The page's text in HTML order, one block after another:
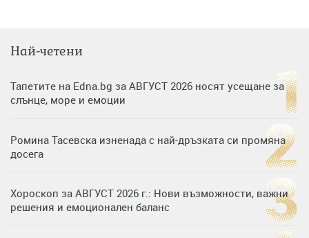
Най-четени
Тапетите на Edna.bg за АВГУСТ 2026 носят усещане за
слънце, море и емоции
Ромина Тасевска изненада с най-дръзката си промяна
досега
Хороскоп за АВГУСТ 2026 г.: Нови възможности, важни
решения и емоционален баланс